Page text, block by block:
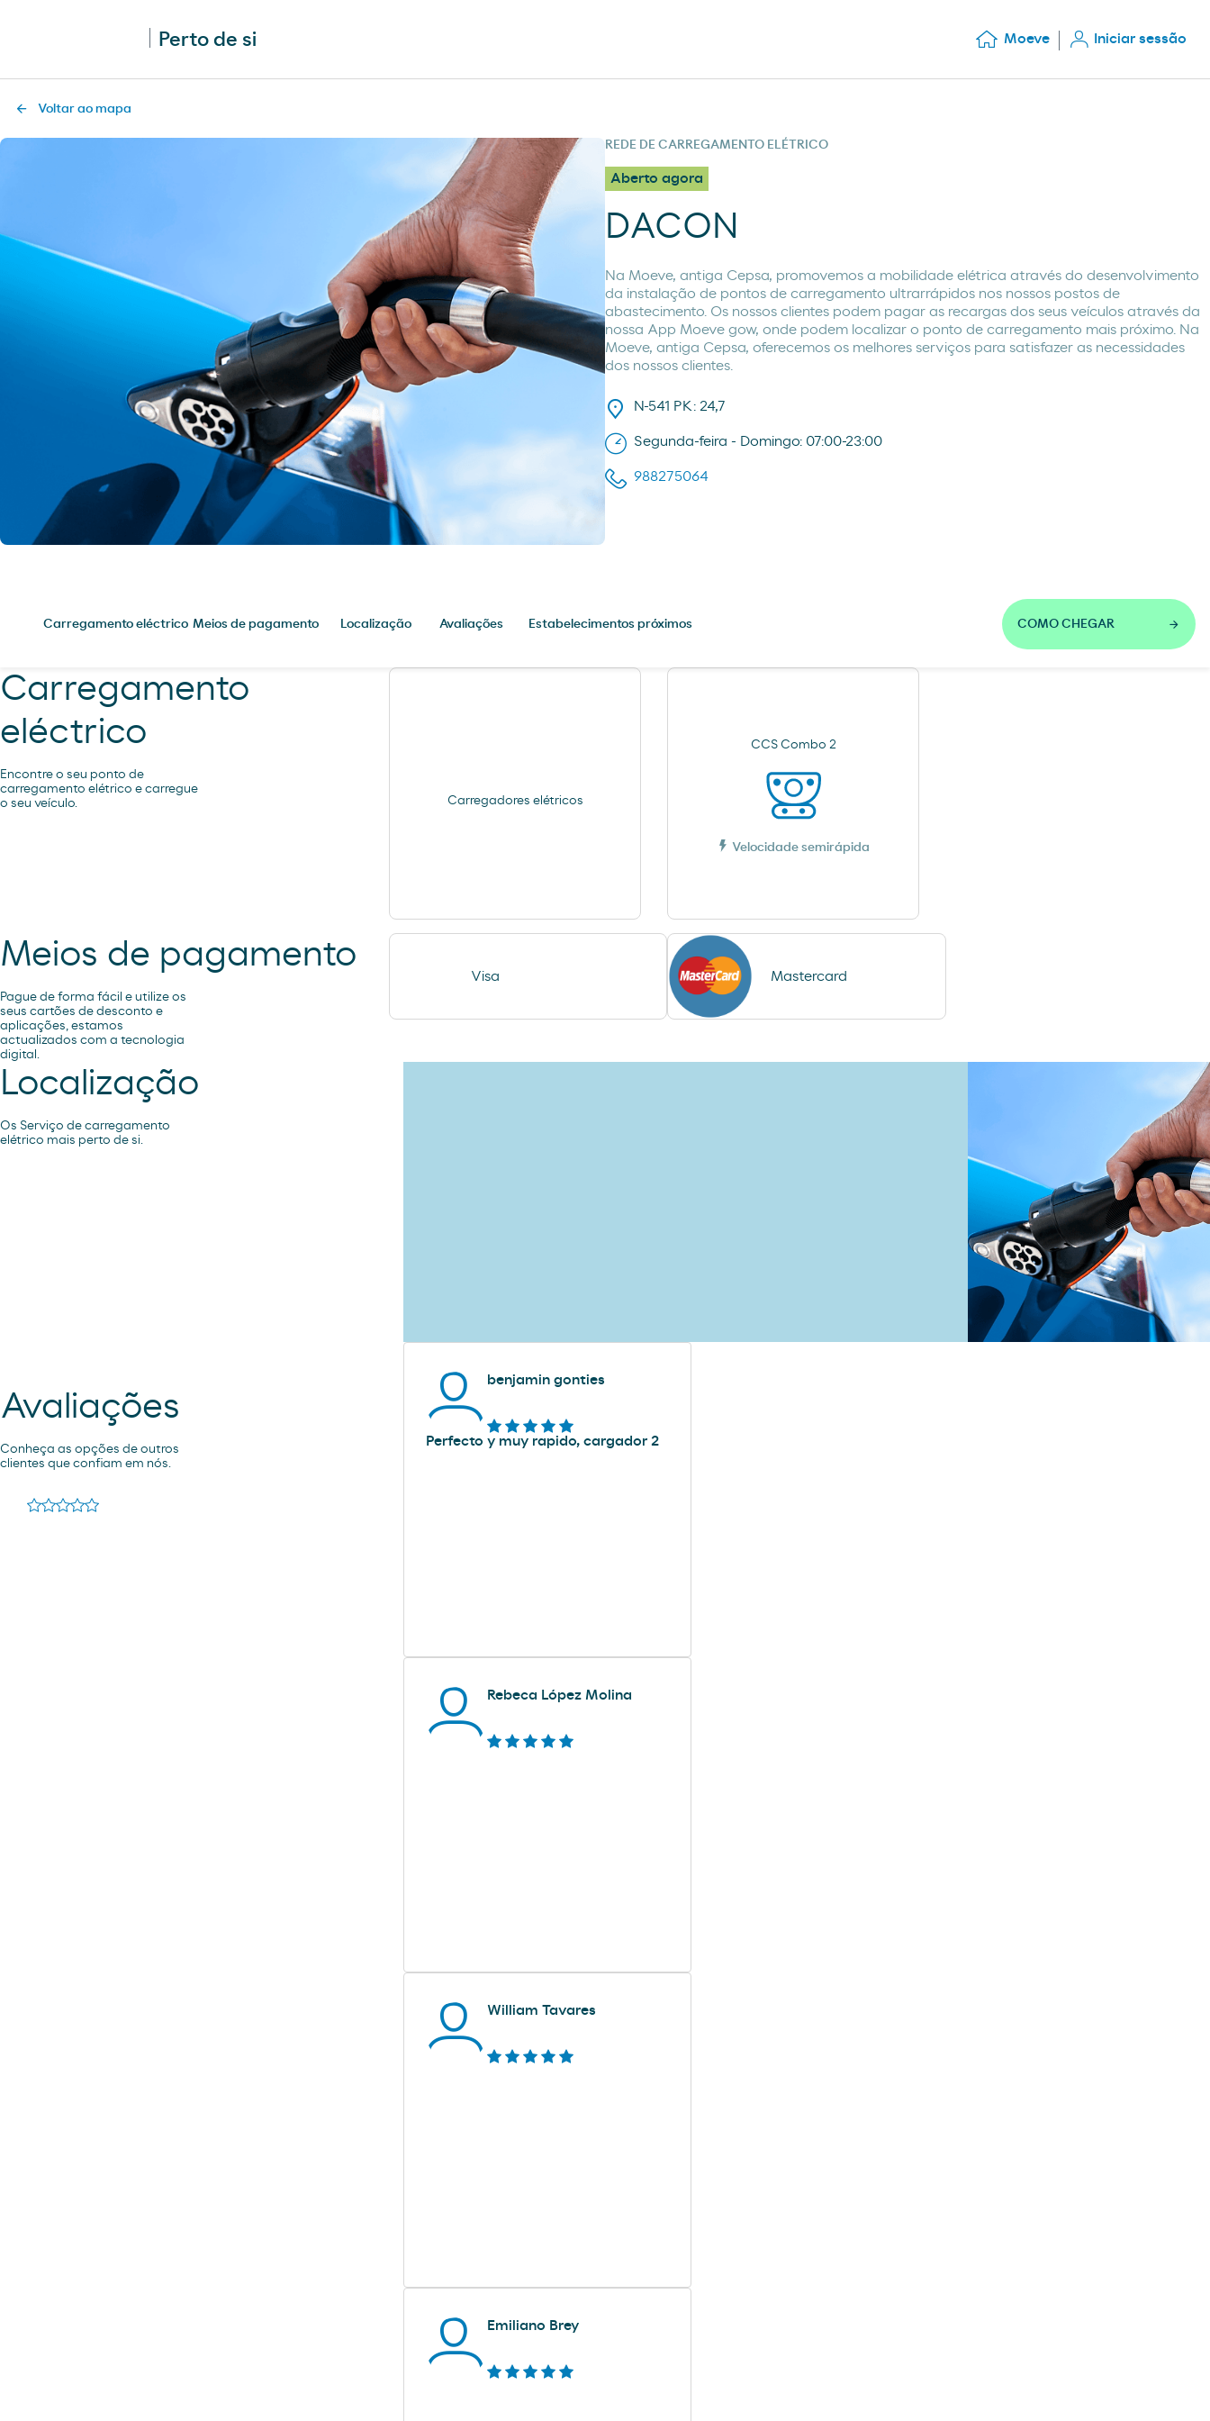
Perto de si Moeve Iniciar sessão
Voltar ao mapa
REDE DE CARREGAMENTO ELÉTRICO
Aberto agora
DACON
Na Moeve, antiga Cepsa, promovemos a mobilidade elétrica através do desenvolvimento
da instalação de pontos de carregamento ultrarrápidos nos nossos postos de
abastecimento. Os nossos clientes podem pagar as recargas dos seus veículos através da
nossa App Moeve gow, onde podem localizar o ponto de carregamento mais próximo. Na
Moeve, antiga Cepsa, oferecemos os melhores serviços para satisfazer as necessidades
dos nossos clientes.
N-541 PK: 24,7
Segunda-feira - Domingo: 07:00-23:00
988275064
Carregamento eléctrico Meios de pagamento Localização Avaliações Estabelecimentos próximos COMO CHEGAR
Carregamento
eléctrico
Encontre o seu ponto de
carregamento elétrico e carregue
o seu veículo.
Carregadores elétricos
CCS Combo 2
Velocidade semirápida
Meios de pagamento
Pague de forma fácil e utilize os
seus cartões de desconto e
aplicações, estamos
actualizados com a tecnologia
digital.
Visa Mastercard
Localização
Os Serviço de carregamento
elétrico mais perto de si.
Avaliações
Conheça as opções de outros
clientes que confiam em nós.
benjamin gonties
Perfecto y muy rapido, cargador 2
Rebeca López Molina
William Tavares
Emiliano Brey